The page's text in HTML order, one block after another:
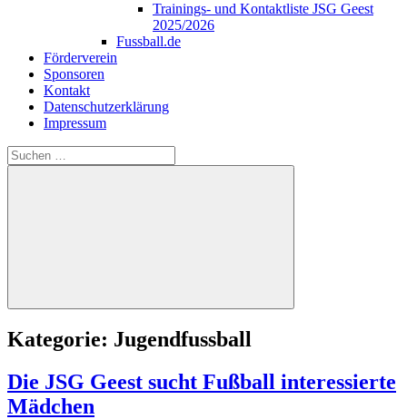
Trainings- und Kontaktliste JSG Geest
2025/2026
Fussball.de
Förderverein
Sponsoren
Kontakt
Datenschutzerklärung
Impressum
Suchen
nach:
Suchen
Kategorie: Jugendfussball
Die JSG Geest sucht Fußball interessierte
Mädchen